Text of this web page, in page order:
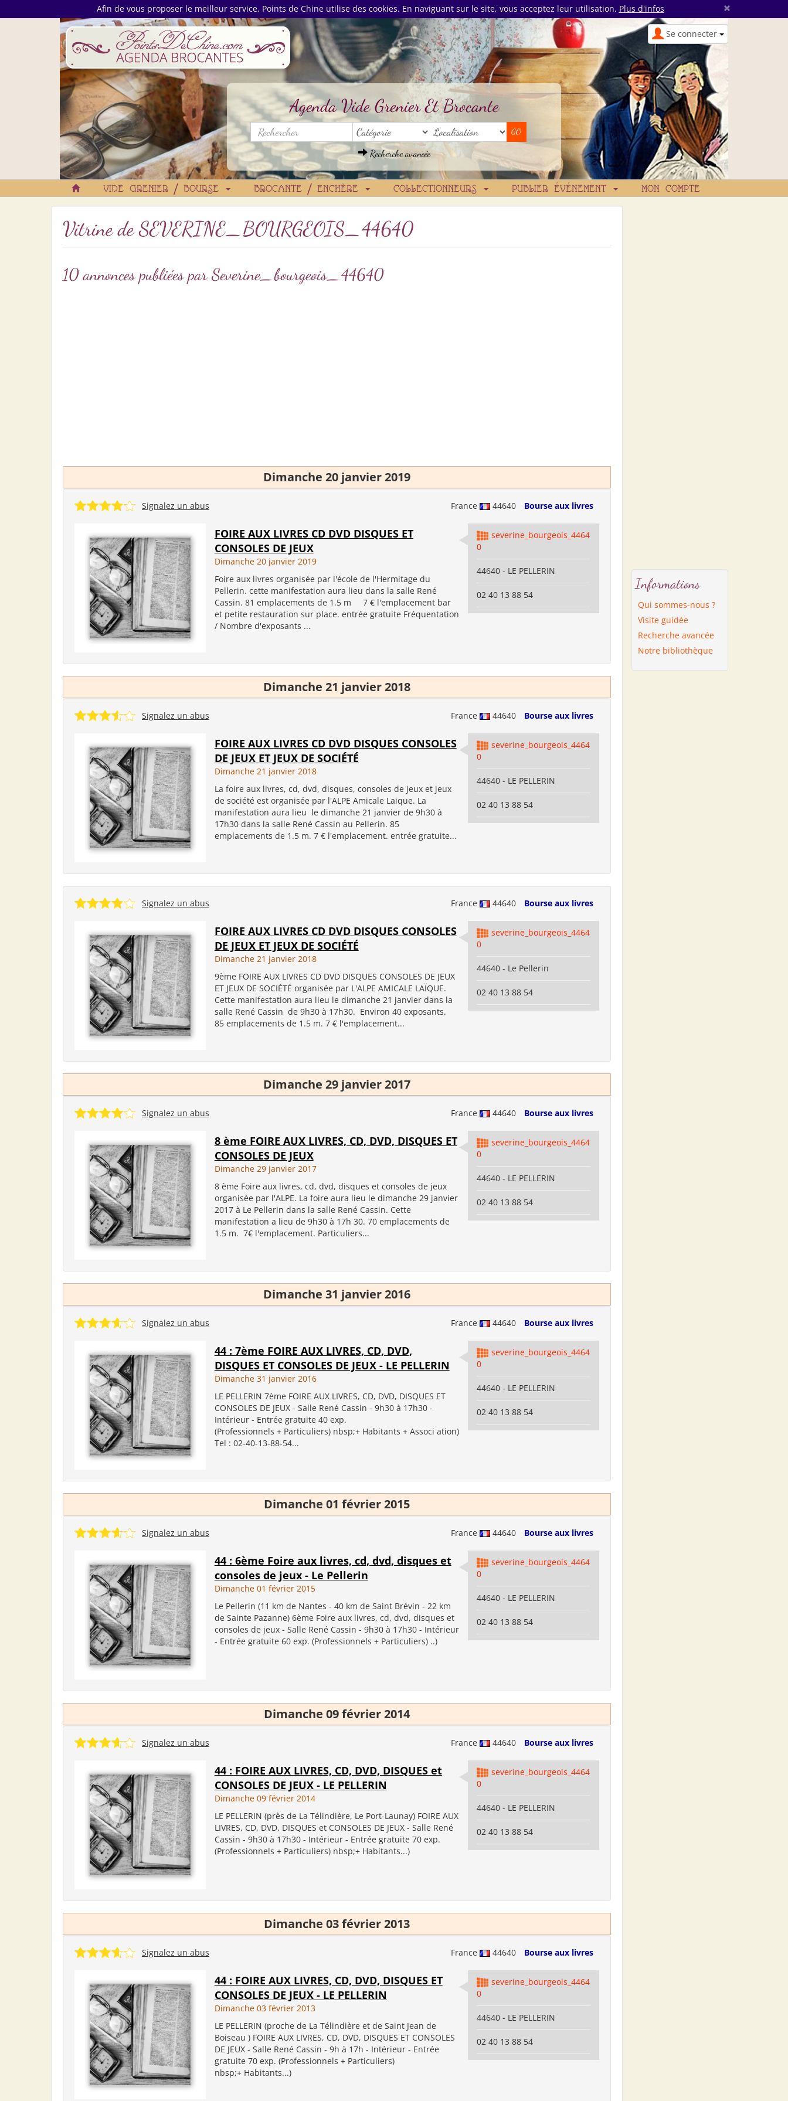
Afin de vous proposer le meilleur service, Points de Chine utilise des cookies. En naviguant sur le site, vous acceptez leur utilisation. Plus d'infos ×
Se connecter
Agenda Vide Grenier Et Brocante
Recherche avancée
VIDE GRENIER / BOURSE BROCANTE / ENCHÈRE COLLECTIONNEURS PUBLIER ÉVÉNEMENT MON COMPTE
Vitrine deSEVERINE_BOURGEOIS_44640
10 annonces publiées par Severine_bourgeois_44640
Dimanche 20 janvier 2019
France 44640 Bourse aux livres
Signalez un abus
FOIRE AUX LIVRES CD DVD DISQUES ET
CONSOLES DE JEUX
Dimanche 20 janvier 2019
Foire aux livres organisée par l'école de l'Hermitage du
Pellerin. cette manifestation aura lieu dans la salle René
Cassin. 81 emplacements de 1.5 m 7 € l'emplacement bar
et petite restauration sur place. entrée gratuite Fréquentation
/ Nombre d'exposants ...
severine_bourgeois_4464
0
44640 - LE PELLERIN
02 40 13 88 54
Dimanche 21 janvier 2018
France 44640 Bourse aux livres
Signalez un abus
FOIRE AUX LIVRES CD DVD DISQUES CONSOLES
DE JEUX ET JEUX DE SOCIÉTÉ
Dimanche 21 janvier 2018
La foire aux livres, cd, dvd, disques, consoles de jeux et jeux
de société est organisée par l'ALPE Amicale Laique. La
manifestation aura lieu le dimanche 21 janvier de 9h30 à
17h30 dans la salle René Cassin au Pellerin. 85
emplacements de 1.5 m. 7 € l'emplacement. entrée gratuite...
severine_bourgeois_4464
0
44640 - LE PELLERIN
02 40 13 88 54
France 44640 Bourse aux livres
Signalez un abus
FOIRE AUX LIVRES CD DVD DISQUES CONSOLES
DE JEUX ET JEUX DE SOCIÉTÉ
Dimanche 21 janvier 2018
9ème FOIRE AUX LIVRES CD DVD DISQUES CONSOLES DE JEUX
ET JEUX DE SOCIÉTÉ organisée par L'ALPE AMICALE LAÏQUE.
Cette manifestation aura lieu le dimanche 21 janvier dans la
salle René Cassin de 9h30 à 17h30. Environ 40 exposants.
85 emplacements de 1.5 m. 7 € l'emplacement...
severine_bourgeois_4464
0
44640 - Le Pellerin
02 40 13 88 54
Dimanche 29 janvier 2017
France 44640 Bourse aux livres
Signalez un abus
8 ème FOIRE AUX LIVRES, CD, DVD, DISQUES ET
CONSOLES DE JEUX
Dimanche 29 janvier 2017
8 ème Foire aux livres, cd, dvd, disques et consoles de jeux
organisée par l'ALPE. La foire aura lieu le dimanche 29 janvier
2017 à Le Pellerin dans la salle René Cassin. Cette
manifestation a lieu de 9h30 à 17h 30. 70 emplacements de
1.5 m. 7€ l'emplacement. Particuliers...
severine_bourgeois_4464
0
44640 - LE PELLERIN
02 40 13 88 54
Dimanche 31 janvier 2016
France 44640 Bourse aux livres
Signalez un abus
44 : 7ème FOIRE AUX LIVRES, CD, DVD,
DISQUES ET CONSOLES DE JEUX - LE PELLERIN
Dimanche 31 janvier 2016
LE PELLERIN 7ème FOIRE AUX LIVRES, CD, DVD, DISQUES ET
CONSOLES DE JEUX - Salle René Cassin - 9h30 à 17h30 -
Intérieur - Entrée gratuite 40 exp.
(Professionnels + Particuliers) nbsp;+ Habitants + Associ ation)
Tel : 02-40-13-88-54...
severine_bourgeois_4464
0
44640 - LE PELLERIN
02 40 13 88 54
Dimanche 01 février 2015
France 44640 Bourse aux livres
Signalez un abus
44 : 6ème Foire aux livres, cd, dvd, disques et
consoles de jeux - Le Pellerin
Dimanche 01 février 2015
Le Pellerin (11 km de Nantes - 40 km de Saint Brévin - 22 km
de Sainte Pazanne) 6ème Foire aux livres, cd, dvd, disques et
consoles de jeux - Salle René Cassin - 9h30 à 17h30 - Intérieur
- Entrée gratuite 60 exp. (Professionnels + Particuliers) ..)
severine_bourgeois_4464
0
44640 - LE PELLERIN
02 40 13 88 54
Dimanche 09 février 2014
France 44640 Bourse aux livres
Signalez un abus
44 : FOIRE AUX LIVRES, CD, DVD, DISQUES et
CONSOLES DE JEUX - LE PELLERIN
Dimanche 09 février 2014
LE PELLERIN (près de La Télindière, Le Port-Launay) FOIRE AUX
LIVRES, CD, DVD, DISQUES et CONSOLES DE JEUX - Salle René
Cassin - 9h30 à 17h30 - Intérieur - Entrée gratuite 70 exp.
(Professionnels + Particuliers) nbsp;+ Habitants...)
severine_bourgeois_4464
0
44640 - LE PELLERIN
02 40 13 88 54
Dimanche 03 février 2013
France 44640 Bourse aux livres
Signalez un abus
44 : FOIRE AUX LIVRES, CD, DVD, DISQUES ET
CONSOLES DE JEUX - LE PELLERIN
Dimanche 03 février 2013
LE PELLERIN (proche de La Télindière et de Saint Jean de
Boiseau ) FOIRE AUX LIVRES, CD, DVD, DISQUES ET CONSOLES
DE JEUX - Salle René Cassin - 9h à 17h - Intérieur - Entrée
gratuite 70 exp. (Professionnels + Particuliers)
nbsp;+ Habitants...)
severine_bourgeois_4464
0
44640 - LE PELLERIN
02 40 13 88 54
Informations
Qui sommes-nous ?
Visite guidée
Recherche avancée
Notre bibliothèque